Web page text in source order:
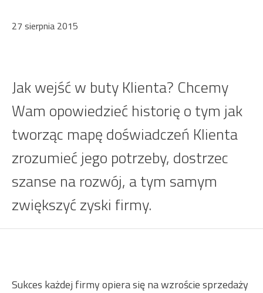
27 sierpnia 2015
Jak wejść w buty Klienta? Chcemy
Wam opowiedzieć historię o tym jak
tworząc mapę doświadczeń Klienta
zrozumieć jego potrzeby, dostrzec
szanse na rozwój, a tym samym
zwiększyć zyski firmy.
Sukces każdej firmy opiera się na wzroście sprzedaży